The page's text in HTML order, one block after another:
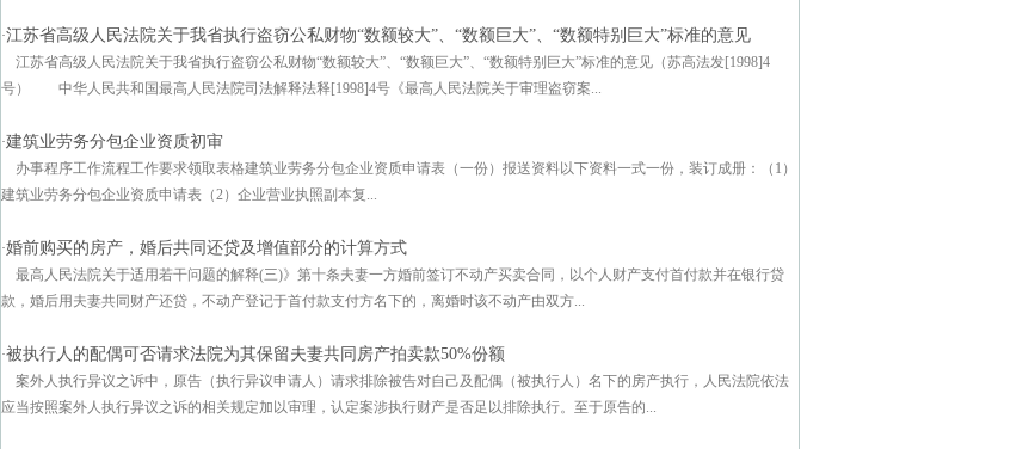
·江苏省高级人民法院关于我省执行盗窃公私财物“数额较大”、“数额巨大”、“数额特别巨大”标准的意见
江苏省高级人民法院关于我省执行盗窃公私财物“数额较大”、“数额巨大”、“数额特别巨大”标准的意见（苏高法发[1998]4
号） 中华人民共和国最高人民法院司法解释法释[1998]4号《最高人民法院关于审理盗窃案...
·建筑业劳务分包企业资质初审
办事程序工作流程工作要求领取表格建筑业劳务分包企业资质申请表（一份）报送资料以下资料一式一份，装订成册：（1）
建筑业劳务分包企业资质申请表（2）企业营业执照副本复...
·婚前购买的房产，婚后共同还贷及增值部分的计算方式
最高人民法院关于适用若干问题的解释(三)》第十条夫妻一方婚前签订不动产买卖合同，以个人财产支付首付款并在银行贷
款，婚后用夫妻共同财产还贷，不动产登记于首付款支付方名下的，离婚时该不动产由双方...
·被执行人的配偶可否请求法院为其保留夫妻共同房产拍卖款50%份额
案外人执行异议之诉中，原告（执行异议申请人）请求排除被告对自己及配偶（被执行人）名下的房产执行，人民法院依法
应当按照案外人执行异议之诉的相关规定加以审理，认定案涉执行财产是否足以排除执行。至于原告的...